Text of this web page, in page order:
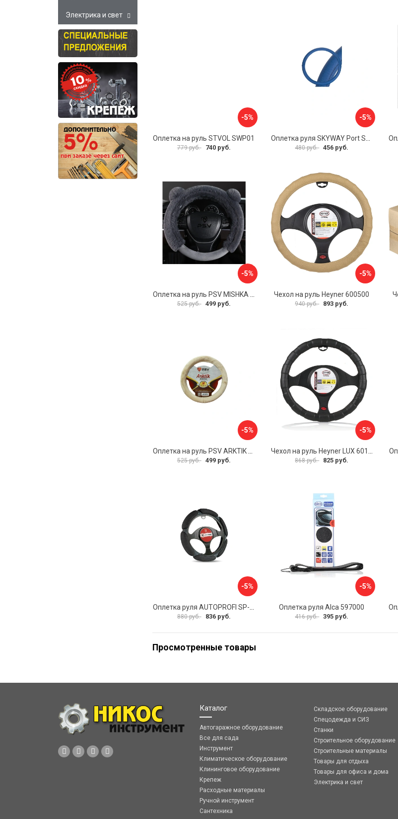
-5%
Оплетка на руль STVOL SWP01
779 руб. 740 руб.
-5%
480 руб. 456 руб.
-5%
Оплетка на руль PSV MISHKA Premium 136096
525 руб. 499 руб.
-5%
Чехол на руль Heyner 600500
940 руб. 893 руб.
-5%
525 руб. 499 руб.
-5%
868 руб. 825 руб.
-5%
880 руб. 836 руб.
-5%
Оплетка руля Alca 597000
416 руб. 395 руб.
Просмотренные товары
Электрика и свет
Каталог
Автогаражное оборудование
Все для сада
Инструмент
Климатическое оборудование
Клининговое оборудование
Крепеж
Расходные материалы
Ручной инструмент
Сантехника
Складское оборудование
Спецодежда и СИЗ
Станки
Строительное оборудование
Строительные материалы
Товары для отдыха
Товары для офиса и дома
Электрика и свет